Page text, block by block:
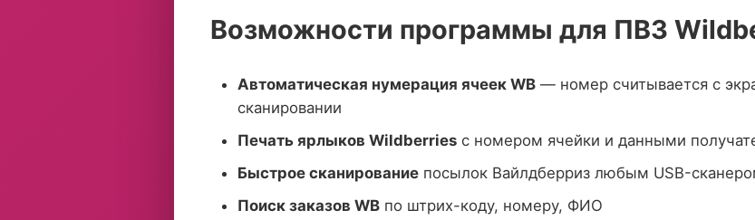
Возможности программы для ПВЗ
Автоматическая нумерация ячеек WB — номер считывается с
сканировании
Печать ярлыков Wildberries с номером ячейки и данными
Быстрое сканирование посылок Вайлдберриз любым USB-
Поиск заказов WB по штрих-коду, номеру, ФИО